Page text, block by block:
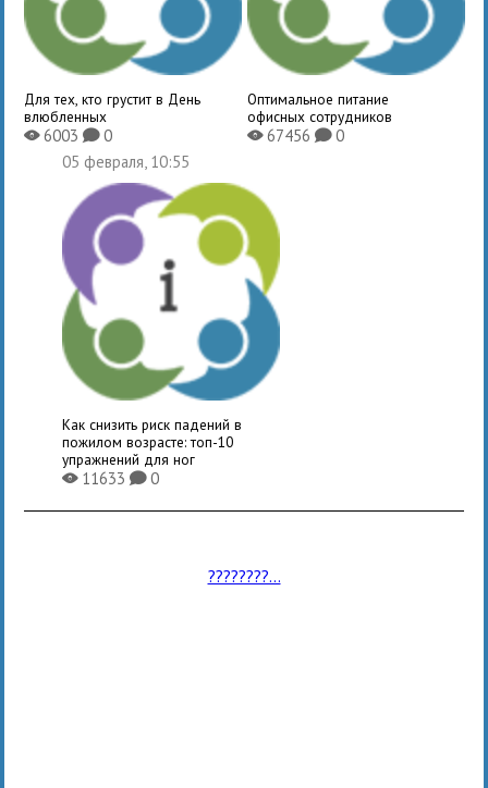
Для тех, кто грустит в День
влюбленных
X6003K0
Оптимальное питание
офисных сотрудников
X67456 K0
05 февраля, 10:55
Как снизить риск падений в
пожилом возрасте: топ-10
упражнений для ног
X11633K0
????????...